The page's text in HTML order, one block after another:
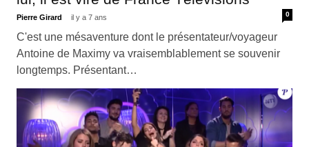
Pierre Girard il y a 7 ans 0
C'est une mésaventure dont le présentateur/voyageur
Antoine de Maximy va vraisemblablement se souvenir
longtemps. Présentant…